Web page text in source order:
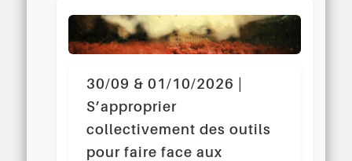
30/09 & 01/10/2026 |
S’approprier
collectivement des outils
pour faire face aux